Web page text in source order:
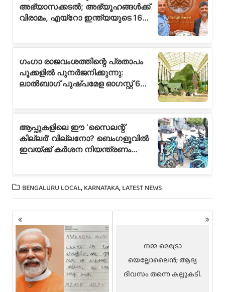
BENGALURU LOCAL, KARNATAKA, LATEST NEWS
P
o
s
t
s
n
a
നമ്മ മെട്രോ
യെല്ലോലൈൻ; ആദ്യ
ദിവസം തന്നെ കല്ലുകടി.